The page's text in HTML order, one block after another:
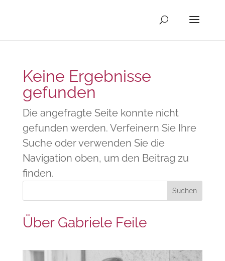
Keine Ergebnisse
gefunden
Die angefragte Seite konnte nicht
gefunden werden. Verfeinern Sie Ihre
Suche oder verwenden Sie die
Navigation oben, um den Beitrag zu
finden.
Über Gabriele Feile